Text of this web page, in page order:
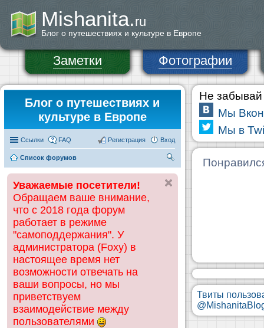
Mishanita.ru
Блог о путешествиях и культуре в Европе
Заметки Фотографии
Блог о путешествиях и
культуре в Европе
Ссылки FAQ Вход
Регистрация
Список форумов
ск
Уважаемые посетители!
Обращаем ваше внимание,
что с 2018 года форум
работает в режиме
"самоподдержания". У
администратора (Foxy) в
настоящее время нет
возможности отвечать на
ваши вопросы, но мы
приветствуем
взаимодействие между
пользователями
Не забывай
Мы
Мы в
Твиты